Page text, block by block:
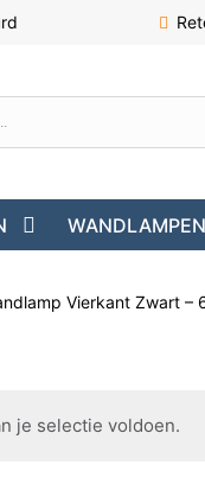
WANDLAMPEN
Vierkant Zwart –
je selectie voldoen.